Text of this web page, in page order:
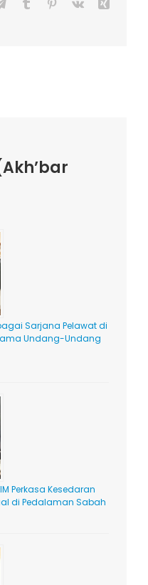
TelegramTumblr Pinterest
Vk
Sarjana Pelawat di
Undang-Undang
Perkasa Kesedaran
di Pedalaman Sabah